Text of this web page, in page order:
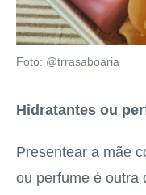
Foto: @trrasaboaria
Hidratantes ou
Presentear a mãe
ou perfume é outra